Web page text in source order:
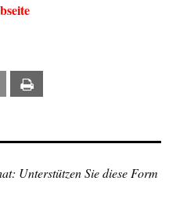
Email
Unterstützen Sie diese Form